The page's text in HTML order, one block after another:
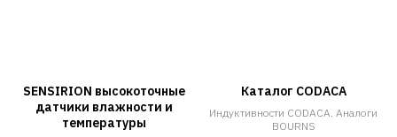
SENSIRION высокоточные
датчики влажности и
температуры
Каталог CODACA
Индуктивности CODACA. Аналоги
BOURNS